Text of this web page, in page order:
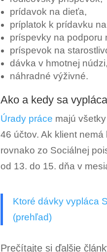
prídavok na dieťa,
príplatok k prídavku
príspevky na podporu
príspevok na
dávka v hmotnej núdzi,
náhradné výživné.
Ako a kedy sa
Úrady práce majú
46 účtov. Ak klient
rovnako zo Sociálnej
od 13. do 15. dňa v
Ktoré dávky vypláca
(prehľad)
Prečítajte si ďalšie